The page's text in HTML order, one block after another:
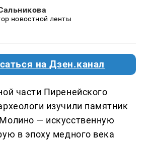
новостной ленты
на Дзен.канал
части Пиренейского
изучили памятник
— искусственную
в эпоху медного века